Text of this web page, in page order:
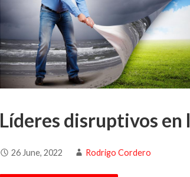
Líderes disruptivos en
26 June, 2022 Rodrigo Cordero